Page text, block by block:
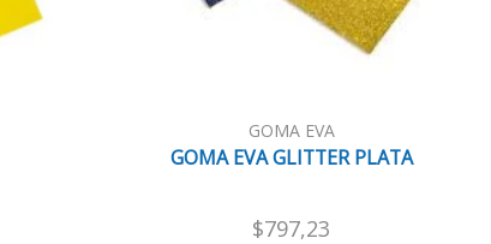
GOMA EVA
GOMA EVA GLITTER PLATA
$797,23